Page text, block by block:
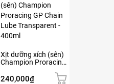
Xịt dưỡng xích (sên)
Champion Proracing
Transparent – 400ml
240,000₫